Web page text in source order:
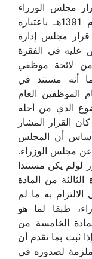
يعتبر قرار مجلس الوزراء
المذكور جزءاً من نظام الموظفين لعام 1391هـ باعتباره
قرار مجلس إدارة
عليه في الفقرة
من لائحة موظفي
أنه مستند في
العام
الذي من أجله
القرار المشار
أساس أن المجلس
عن مجلس الوزراء.
لولم يكن مستندا
من المادة
به ما لم
طبقا لما هو
الخامسة من
ثبت بما تقدم أن
لصدوره في